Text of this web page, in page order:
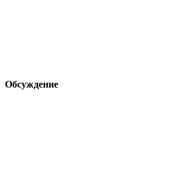
Обсуждение